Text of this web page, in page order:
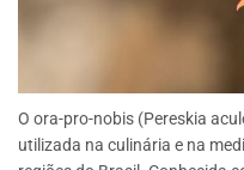
O ora-pro-nobis (Pereskia
utilizada na culinária e na